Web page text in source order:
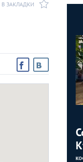
В ЗАКЛАДКИ